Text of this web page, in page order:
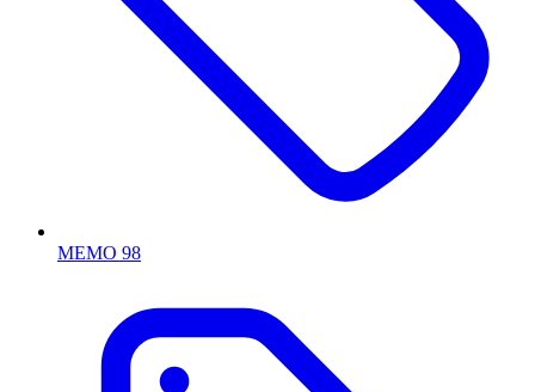
MEMO 98